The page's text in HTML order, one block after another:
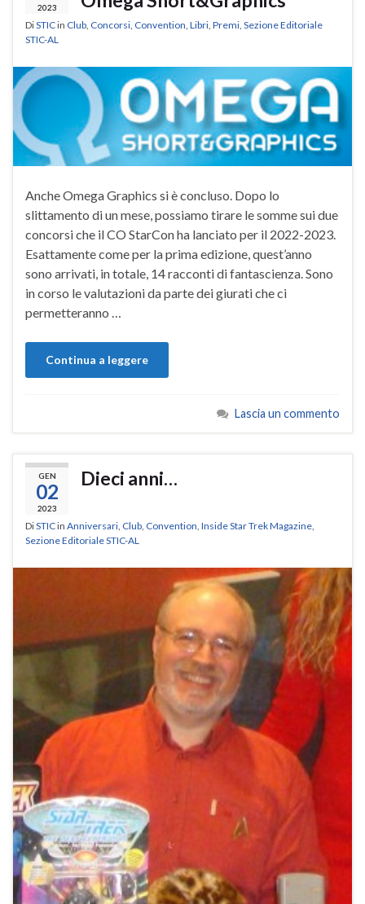
2023
DiSTICin Club Concorsi Convention Libri Premi Sezione Editoriale
STIC-AL
Anche Omega Graphics si è concluso. Dopo lo
slittamento di un mese, possiamo tirare le somme sui due
concorsi che il CO StarCon ha lanciato per il 2022-2023.
Esattamente come per la prima edizione, quest’anno
sono arrivati, in totale, 14 racconti di fantascienza. Sono
in corso le valutazioni da parte dei giurati che ci
permetteranno …
Continua a leggere
Lascia un commento
GEN
02
2023
Dieci anni…
DiSTICin Anniversari Club Convention Inside Star Trek Magazine
Sezione Editoriale STIC-AL